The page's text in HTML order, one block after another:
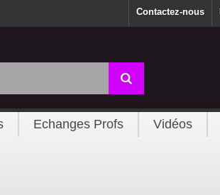
Contactez-nous
Echanges Profs Vidéos